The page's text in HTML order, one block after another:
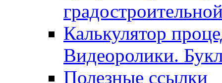
Калькулятор
Видеоролики.
Полезные ссылки